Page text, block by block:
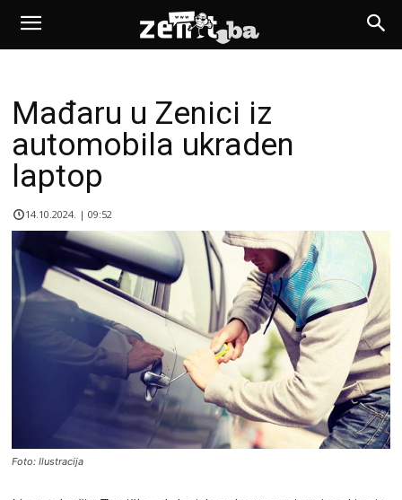
Mađaru u Zenici iz
automobila ukraden
laptop
14.10.2024. | 09:52
Foto: Ilustracija